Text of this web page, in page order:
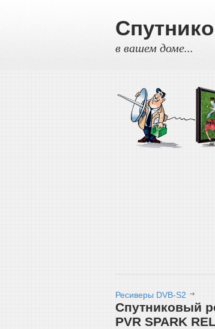
в вашем доме...
Ресиверы DVB-S2
Спутниковый
PVR SPARK